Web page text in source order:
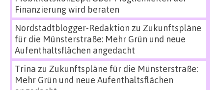
Finanzierung wird beraten
Nordstadtblogger-Redaktion zu Zukunftspläne
für die Münsterstraße: Mehr Grün und neue
Aufenthaltsflächen angedacht
Trina zu Zukunftspläne für die Münsterstraße:
Mehr Grün und neue Aufenthaltsflächen